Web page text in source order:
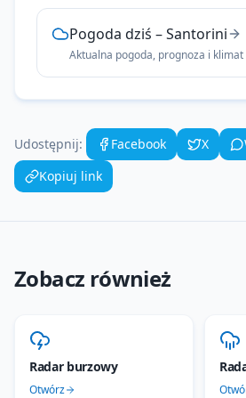
Pogoda dziś –Santorini
Aktualna pogoda, prognoza i
Udostępnij: Facebook X
Kopiuj link
Zobacz również
Radar burzowy
Otwórz